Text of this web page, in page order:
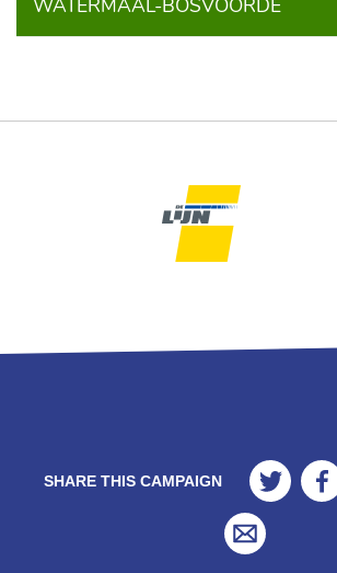
WATERMAAL-BOSVOORDE
SHARE THIS CAMPAIGN
Twitter
Email